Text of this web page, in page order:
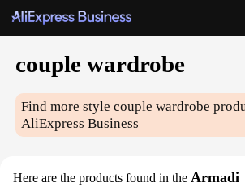
couple wardrobe
Find more stylecouple wardrobe
AliExpress Business
Here are the products found in the Armadi